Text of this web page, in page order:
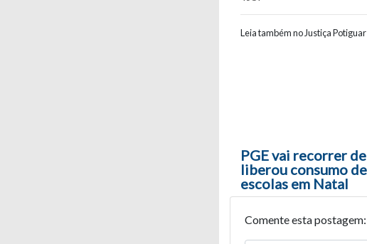
Leia também no Justiça Potiguar
PGE vai recorrer
liberou consumo
escolas em Natal
Comente esta postagem: